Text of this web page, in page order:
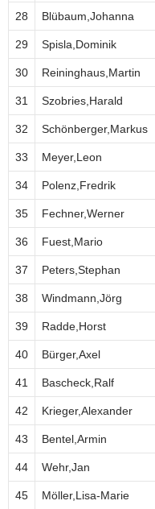
28 Blübaum,Johanna
29 Spisla,Dominik
30 Reininghaus,Martin
31 Szobries,Harald
32 Schönberger,Markus
33 Meyer,Leon
34 Polenz,Fredrik
35 Fechner,Werner
36 Fuest,Mario
37 Peters,Stephan
38 Windmann,Jörg
39 Radde,Horst
40 Bürger,Axel
41 Bascheck,Ralf
42 Krieger,Alexander
43 Bentel,Armin
44 Wehr,Jan
45 Möller,Lisa-Marie